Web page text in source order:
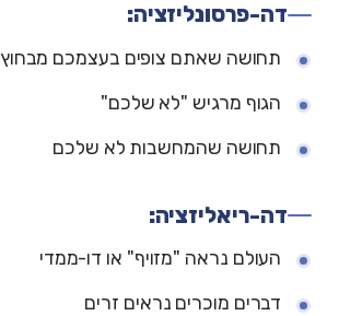
דה-פרסונליזציה:
תחושה שאתם צופים בעצמכם מבחוץ
הגוף מרגיש "לא שלכם"
תחושה שהמחשבות לא שלכם
דה-ריאליזציה:
העולם נראה "מזויף" או דו-ממדי
דברים מוכרים נראים זרים